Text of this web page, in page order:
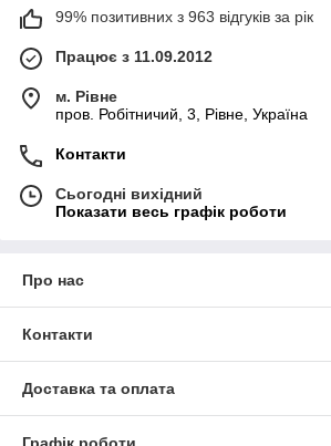
99% позитивних з 963 відгуків за рік
Працює з 11.09.2012
м. Рівне
пров. Робітничий, 3, Рівне, Україна
Контакти
Сьогодні вихідний
Показати весь графік роботи
Про нас
Контакти
Доставка та оплата